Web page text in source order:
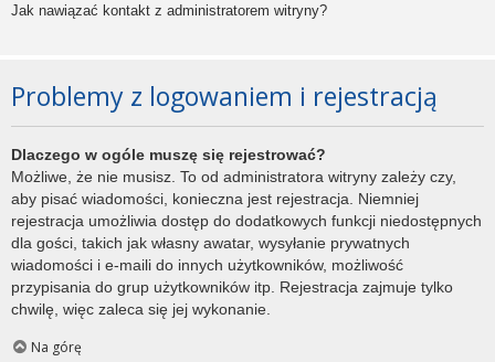
Jak nawiązać kontakt z administratorem witryny?
Problemy z logowaniem i rejestracją
Dlaczego w ogóle muszę się rejestrować?
Możliwe, że nie musisz. To od administratora witryny zależy czy,
aby pisać wiadomości, konieczna jest rejestracja. Niemniej
rejestracja umożliwia dostęp do dodatkowych funkcji niedostępnych
dla gości, takich jak własny awatar, wysyłanie prywatnych
wiadomości i e-maili do innych użytkowników, możliwość
przypisania do grup użytkowników itp. Rejestracja zajmuje tylko
chwilę, więc zaleca się jej wykonanie.
Na górę